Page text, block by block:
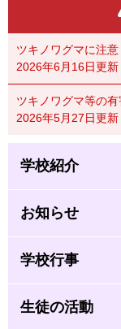
ツキノワグマに注
2026年6月16日更新
ツキノワグマ等の
2026年5月27日更新
学校紹介
お知らせ
学校行事
生徒の活動